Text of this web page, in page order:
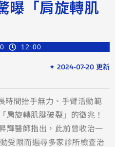
曝「肩旋轉肌
12:00
✦ 2024-07-20 更新
時間抬手無力、手臂活動範
肩旋轉肌腱破裂」的徵兆！
輝醫師指出，此前曾收治一
受限而遍尋多家診所檢查治